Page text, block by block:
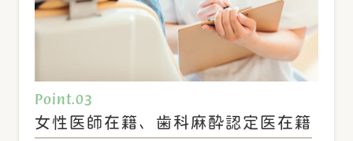
⋆ＣＡＤ／ＣＡＭ冠及びＣＡＤ／ＣＡＭインレー
ＣＡＤ／ＣＡＭと呼ばれるコンピュータ支援設計・製
造ユニットを用いて製作される冠やインレー（かぶせ
物、詰め物）を用いて治療を行っています。
⋆個人情報保護法を順守しています。 問診票、診療
Point.03
女性医師在籍、歯科麻酔認定医在籍